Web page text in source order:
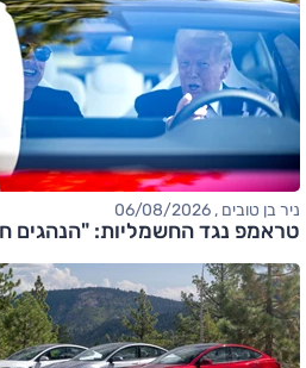
ניר בן טובים , 06/08/2026
טראמפ נגד החשמליות: "הנהגים